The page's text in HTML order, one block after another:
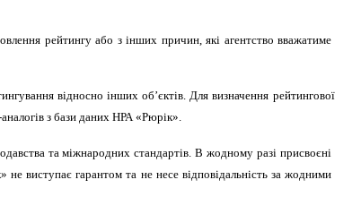
рейтингу або з інших причин, які агентство вважатиме
відносно інших об’єктів. Для визначення рейтингової
з бази даних НРА «Рюрік».
та міжнародних стандартів. В жодному разі присвоєні
виступає гарантом та не несе відповідальність за жодними